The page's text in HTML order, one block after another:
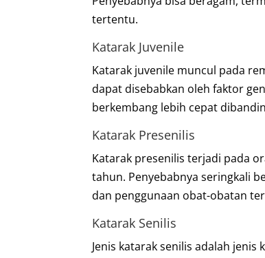
tertentu.
Katarak Juvenile
Katarak juvenile muncul pada
dapat disebabkan oleh faktor
berkembang lebih cepat
Katarak Presenilis
Katarak presenilis terjadi pada
tahun. Penyebabnya seringkali
dan penggunaan obat-obatan
Katarak Senilis
Jenis katarak senilis adalah